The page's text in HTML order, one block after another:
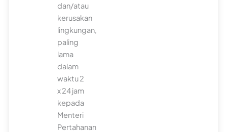
dan/atau
kerusakan
lingkungan,
paling
lama
dalam
waktu 2
x 24 jam
kepada
Menteri
Pertahanan